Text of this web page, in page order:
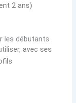
2 ans)
les débutants
avec ses